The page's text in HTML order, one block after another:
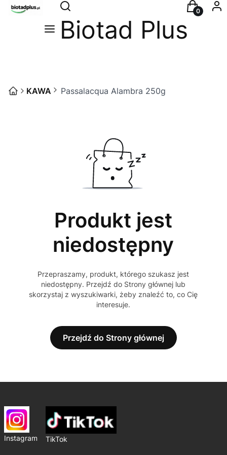
Otwórz wyszukiwarkę
Szukaj Koszyk
MenuBiotad Plus
KAWA Passalacqua Alambra 250g
Produkt jest
niedostępny
Przepraszamy, produkt, którego szukasz jest
niedostępny. Przejdź do Strony głównej lub
skorzystaj z wyszukiwarki, żeby znaleźć to, co Cię
interesuje.
Przejdź do Strony głównej
Instagram TikTok